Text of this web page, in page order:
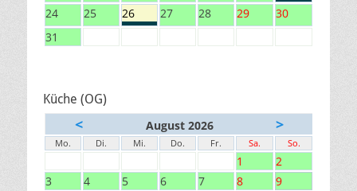
24
25 26 27 28 29
30
31
Küche (OG)
< August 2026 >
Mo. Di. Mi. Do. Fr. Sa. So.
1
2
3
4 5 6 7 8
9